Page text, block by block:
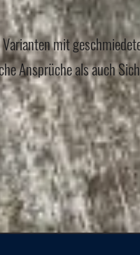
mit
Ansprüche als auch